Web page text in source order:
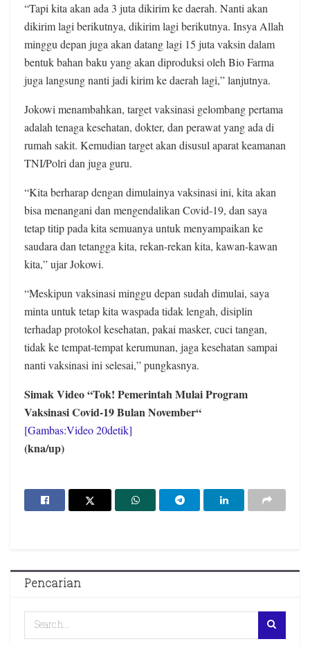
“Tapi kita akan ada 3 juta dikirim ke daerah. Nanti akan
dikirim lagi berikutnya, dikirim lagi berikutnya. Insya Allah
minggu depan juga akan datang lagi 15 juta vaksin dalam
bentuk bahan baku yang akan diproduksi oleh Bio Farma
juga langsung nanti jadi kirim ke daerah lagi,” lanjutnya.
Jokowi menambahkan, target vaksinasi gelombang pertama
adalah tenaga kesehatan, dokter, dan perawat yang ada di
rumah sakit. Kemudian target akan disusul aparat keamanan
TNI/Polri dan juga guru.
“Kita berharap dengan dimulainya vaksinasi ini, kita akan
bisa menangani dan mengendalikan Covid-19, dan saya
tetap titip pada kita semuanya untuk menyampaikan ke
saudara dan tetangga kita, rekan-rekan kita, kawan-kawan
kita,” ujar Jokowi.
“Meskipun vaksinasi minggu depan sudah dimulai, saya
minta untuk tetap kita waspada tidak lengah, disiplin
terhadap protokol kesehatan, pakai masker, cuci tangan,
tidak ke tempat-tempat kerumunan, jaga kesehatan sampai
nanti vaksinasi ini selesai,” pungkasnya.
Simak Video “Tok! Pemerintah Mulai Program
Vaksinasi Covid-19 Bulan November“
[Gambas:Video 20detik]
(kna/up)
Pencarian